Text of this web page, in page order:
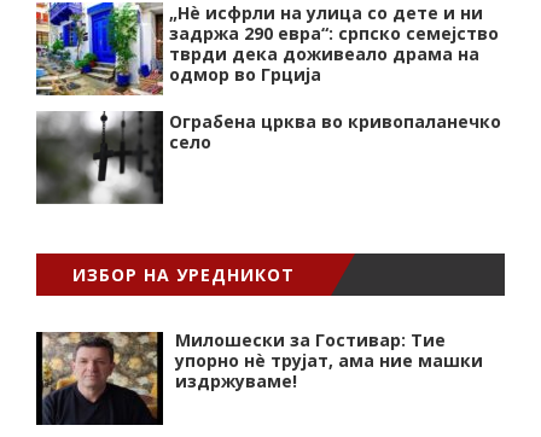
„Нѐ исфрли на улица со дете и ни
задржа 290 евра“: српско семејство
тврди дека доживеало драма на
одмор во Грција
Ограбена црква во кривопаланечко
село
ИЗБОР НА УРЕДНИКОТ
Милошески за Гостивар: Тие
упорно нѐ трујат, ама ние машки
издржуваме!